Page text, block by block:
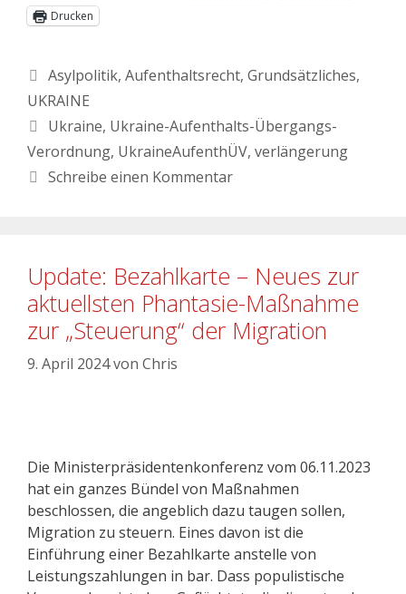
Drucken
Asylpolitik, Aufenthaltsrecht, Grundsätzliches,
UKRAINE
Ukraine, Ukraine-Aufenthalts-Übergangs-
Verordnung, UkraineAufenthÜV, verlängerung
Schreibe einen Kommentar
Update: Bezahlkarte – Neues zur
aktuellsten Phantasie-Maßnahme
zur „Steuerung“ der Migration
9. April 2024von Chris
Die Ministerpräsidentenkonferenz vom 06.11.2023
hat ein ganzes Bündel von Maßnahmen
beschlossen, die angeblich dazu taugen sollen,
Migration zu steuern. Eines davon ist die
Einführung einer Bezahlkarte anstelle von
Leistungszahlungen in bar. Dass populistische